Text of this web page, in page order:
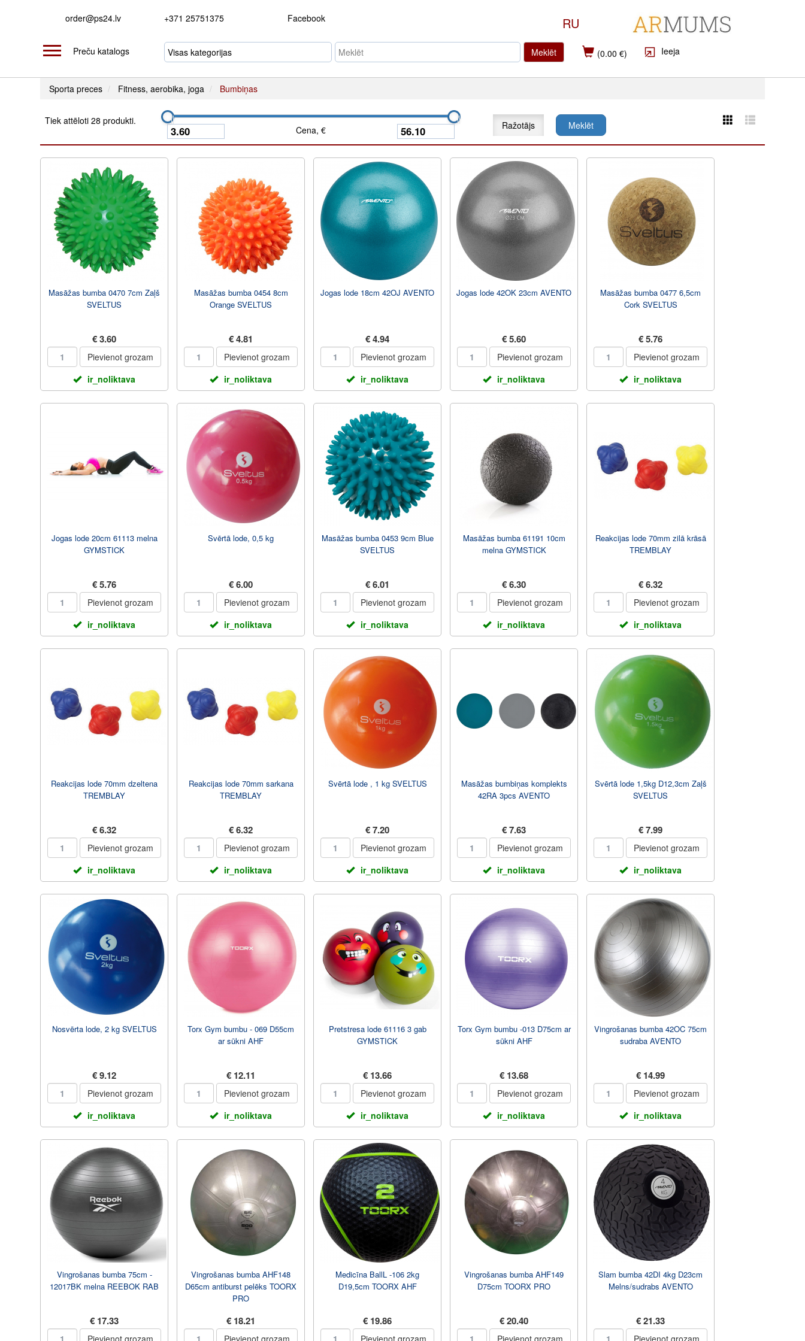
order@ps24.lv +371 25751375 Facebook RU
Preču katalogs Meklēt (0.00 €) Ieeja
Sporta preces Fitness, aerobika, joga Bumbiņas
Tiek attēloti 28 produkti.
Cena, €
Ražotājs Meklēt
Masāžas bumba 0470 7cm Zaļš
SVELTUS
€ 3.60
Pievienot grozam
ir_noliktava
Masāžas bumba 0454 8cm
Orange SVELTUS
€ 4.81
Pievienot grozam
ir_noliktava
Jogas lode 18cm 42OJ AVENTO
€ 4.94
Pievienot grozam
ir_noliktava
Jogas lode 42OK 23cm AVENTO
€ 5.60
Pievienot grozam
ir_noliktava
Masāžas bumba 0477 6,5cm
Cork SVELTUS
€ 5.76
Pievienot grozam
ir_noliktava
Jogas lode 20cm 61113 melna
GYMSTICK
€ 5.76
Pievienot grozam
ir_noliktava
Svērtā lode, 0,5 kg
€ 6.00
Pievienot grozam
ir_noliktava
Masāžas bumba 0453 9cm Blue
SVELTUS
€ 6.01
Pievienot grozam
ir_noliktava
Masāžas bumba 61191 10cm
melna GYMSTICK
€ 6.30
Pievienot grozam
ir_noliktava
Reakcijas lode 70mm zilā krāsā
TREMBLAY
€ 6.32
Pievienot grozam
ir_noliktava
Reakcijas lode 70mm dzeltena
TREMBLAY
€ 6.32
Pievienot grozam
ir_noliktava
Reakcijas lode 70mm sarkana
TREMBLAY
€ 6.32
Pievienot grozam
ir_noliktava
Svērtā lode , 1 kg SVELTUS
€ 7.20
Pievienot grozam
ir_noliktava
Masāžas bumbiņas komplekts
42RA 3pcs AVENTO
€ 7.63
Pievienot grozam
ir_noliktava
Svērtā lode 1,5kg D12,3cm Zaļš
SVELTUS
€ 7.99
Pievienot grozam
ir_noliktava
Nosvērta lode, 2 kg SVELTUS
€ 9.12
Pievienot grozam
ir_noliktava
Torx Gym bumbu - 069 D55cm
ar sūkni AHF
€ 12.11
Pievienot grozam
ir_noliktava
Pretstresa lode 61116 3 gab
GYMSTICK
€ 13.66
Pievienot grozam
ir_noliktava
Torx Gym bumbu -013 D75cm ar
sūkni AHF
€ 13.68
Pievienot grozam
ir_noliktava
Vingrošanas bumba 42OC 75cm
sudraba AVENTO
€ 14.99
Pievienot grozam
ir_noliktava
Vingrošanas bumba 75cm -
12017BK melna REEBOK RAB
€ 17.33
Pievienot grozam
Vingrošanas bumba AHF148
D65cm antiburst pelēks TOORX
PRO
€ 18.21
Pievienot grozam
Medicīna BallL -106 2kg
D19,5cm TOORX AHF
€ 19.86
Pievienot grozam
Vingrošanas bumba AHF149
D75cm TOORX PRO
€ 20.40
Pievienot grozam
Slam bumba 42DI 4kg D23cm
Melns/sudrabs AVENTO
€ 21.33
Pievienot grozam